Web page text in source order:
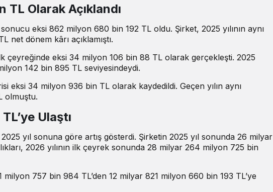
Olarak Açıklandı
eksi 862 milyon 680 bin 192 TL oldu. Şirket, 2025 yılının aynı
net dönem kârı açıklamıştı.
çeyreğinde eksi 34 milyon 106 bin 88 TL olarak gerçekleşti. 2025
142 bin 895 TL seviyesindeydi.
eksi 34 milyon 936 bin TL olarak kaydedildi. Geçen yılın aynı
olmuştu.
Ulaştı
yıl sonuna göre artış gösterdi. Şirketin 2025 yıl sonunda 26 milyar
2026 yılının ilk çeyrek sonunda 28 milyar 264 milyon 725 bin
757 bin 984 TL’den 12 milyar 821 milyon 660 bin 193 TL’ye